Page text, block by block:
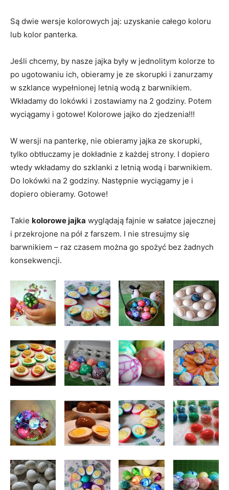
Są dwie wersje kolorowych jaj: uzyskanie całego koloru
lub kolor panterka.
Jeśli chcemy, by nasze jajka były w jednolitym kolorze to
po ugotowaniu ich, obieramy je ze skorupki i zanurzamy
w szklance wypełnionej letnią wodą z barwnikiem.
Wkładamy do lokówki i zostawiamy na 2 godziny. Potem
wyciągamy i gotowe! Kolorowe jajko do zjedzenia!!!
W wersji na panterkę, nie obieramy jajka ze skorupki,
tylko obtłuczamy je dokładnie z każdej strony. I dopiero
wtedy wkładamy do szklanki z letnią wodą i barwnikiem.
Do lokówki na 2 godziny. Następnie wyciągamy je i
dopiero obieramy. Gotowe!
Takie kolorowe jajka wyglądają fajnie w sałatce jajecznej
i przekrojone na pół z farszem. I nie stresujmy się
barwnikiem – raz czasem można go spożyć bez żadnych
konsekwencji.